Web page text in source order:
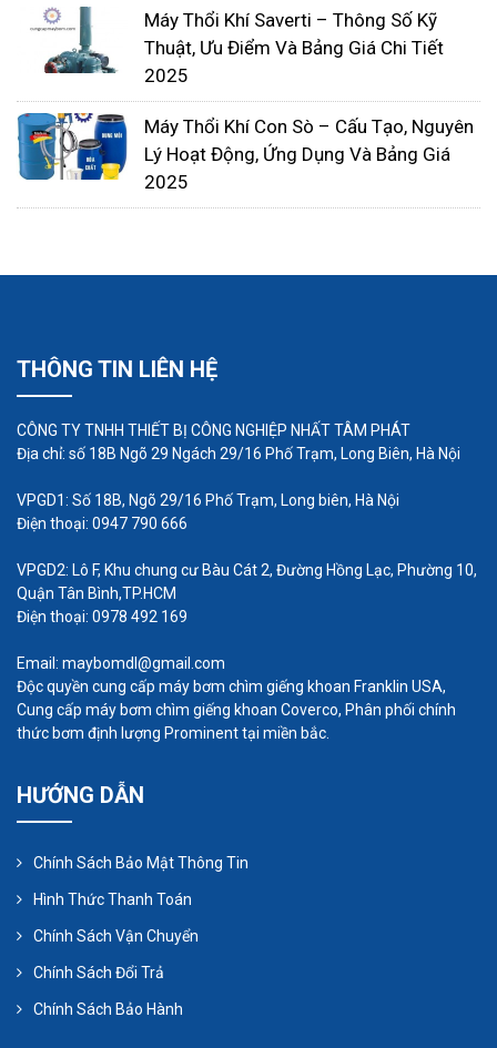
để lựa chọn được một loại máy thổi khí con
sò phù hợp nhất với yêu cầu mà mình cần
đến.
Máy thổi khí con sò có được đặt xa so với nơi
cấp khí hay không, sử dụng sục khí xuống
sâu hay lên cao không…
Ngoài các loại máybơm định lượng
hay bơm hóa
chất, bơm bùn. Nhất Tâm Phát là đại lý cung cấp
các mẫu máy thổi khí uy tín và chất lượng với mức
đều là hàng chính hãng được nhập trực tiếp từ nhà
dụng máy bơm của chúng tôi.
Ngoài ra, Nhất Tâm Phát mách bạn cũng cần phải
chú ý đến một số điều như sau:
Hàng được bảo hành 12 tháng kể từ ngày bàn
giao hya không?
Máy Thổi Khí Saverti – Thông Số Kỹ
Thuật, Ưu Điểm Và Bảng Giá Chi Tiết
2025
Máy Thổi Khí Con Sò – Cấu Tạo, Nguyên
Lý Hoạt Động, Ứng Dụng Và Bảng Giá
2025
THÔNG TIN LIÊN HỆ
CÔNG TY TNHH THIẾT BỊ CÔNG NGHIỆP NHẤT TÂM PHÁT
Địa chỉ: số 18B Ngõ 29 Ngách 29/16 Phố Trạm, Long Biên, Hà Nội
VPGD1: Số 18B, Ngõ 29/16 Phố Trạm, Long biên, Hà Nội
Điện thoại: 0947 790 666
VPGD2: Lô F, Khu chung cư Bàu Cát 2, Đường Hồng Lạc, Phường 10,
Quận Tân Bình,TP.HCM
Điện thoại: 0978 492 169
Email: maybomdl@gmail.com
Độc quyền cung cấp máy bơm chìm giếng khoan Franklin USA,
Cung cấp máy bơm chìm giếng khoan Coverco, Phân phối chính
thức bơm định lượng Prominent tại miền bắc.
HƯỚNG DẪN
Chính Sách Bảo Mật Thông Tin
Hình Thức Thanh Toán
Chính Sách Vận Chuyển
Chính Sách Đổi Trả
Chính Sách Bảo Hành